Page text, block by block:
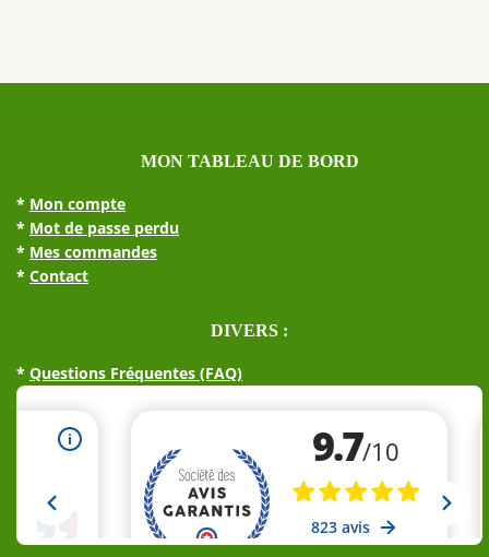
MON TABLEAU DE BORD
* Mon compte
* Mot de passe perdu
* Mes commandes
* Contact
DIVERS :
* Questions Fréquentes (FAQ)